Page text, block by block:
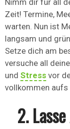
Nimm dir für all
Zeit! Termine,
warten. Nun ist
langsam und
Setze dich am
versuche all
und Stress vor
vollkommen aufs
2.